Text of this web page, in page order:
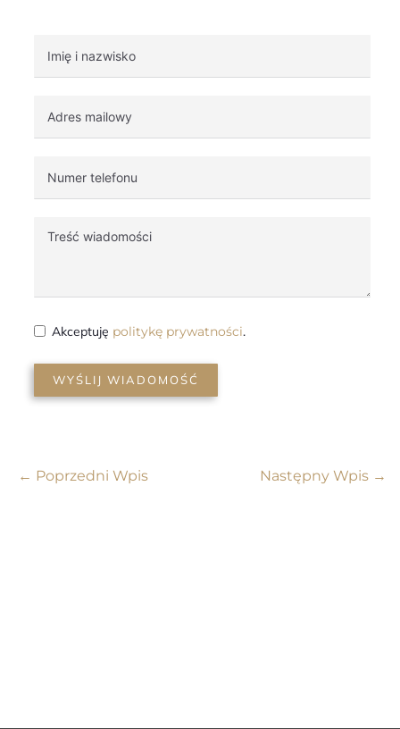
Akceptuję politykę prywatności.
WYŚLIJ WIADOMOŚĆ
← Poprzedni Wpis Następny Wpis →